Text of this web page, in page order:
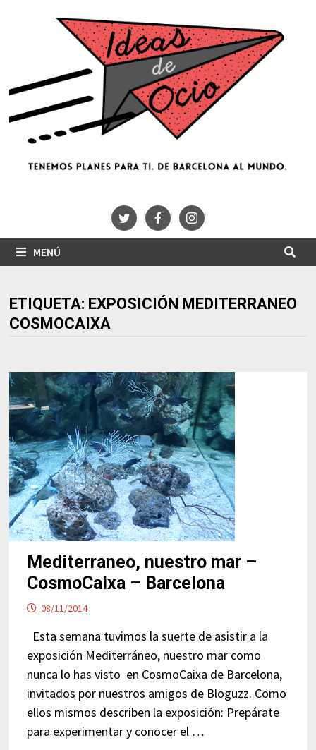
MENÚ
ETIQUETA: EXPOSICIÓN MEDITERRANEO
COSMOCAIXA
Mediterraneo, nuestro mar –
CosmoCaixa – Barcelona
08/11/2014
Esta semana tuvimos la suerte de asistir a la
exposición Mediterráneo, nuestro mar como
nunca lo has visto en CosmoCaixa de Barcelona,
invitados por nuestros amigos de Bloguzz. Como
ellos mismos describen la exposición: Prepárate
para experimentar y conocer el …